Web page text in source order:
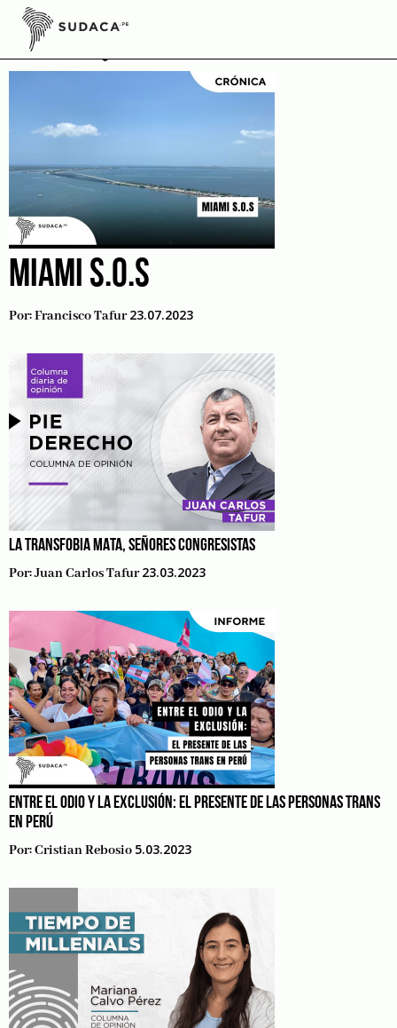
Skip
contentLGTBQ+
MIAMI S.O.S
Por:Francisco Tafur 23.07.2023
LA TRANSFOBIA MATA, SEÑORES CONGRESISTAS
Por:Juan Carlos Tafur 23.03.2023
ENTRE EL ODIO Y LA EXCLUSIÓN: EL PRESENTE DE LAS PERSONAS TRANS
EN PERÚ
Por:Cristian Rebosio 5.03.2023